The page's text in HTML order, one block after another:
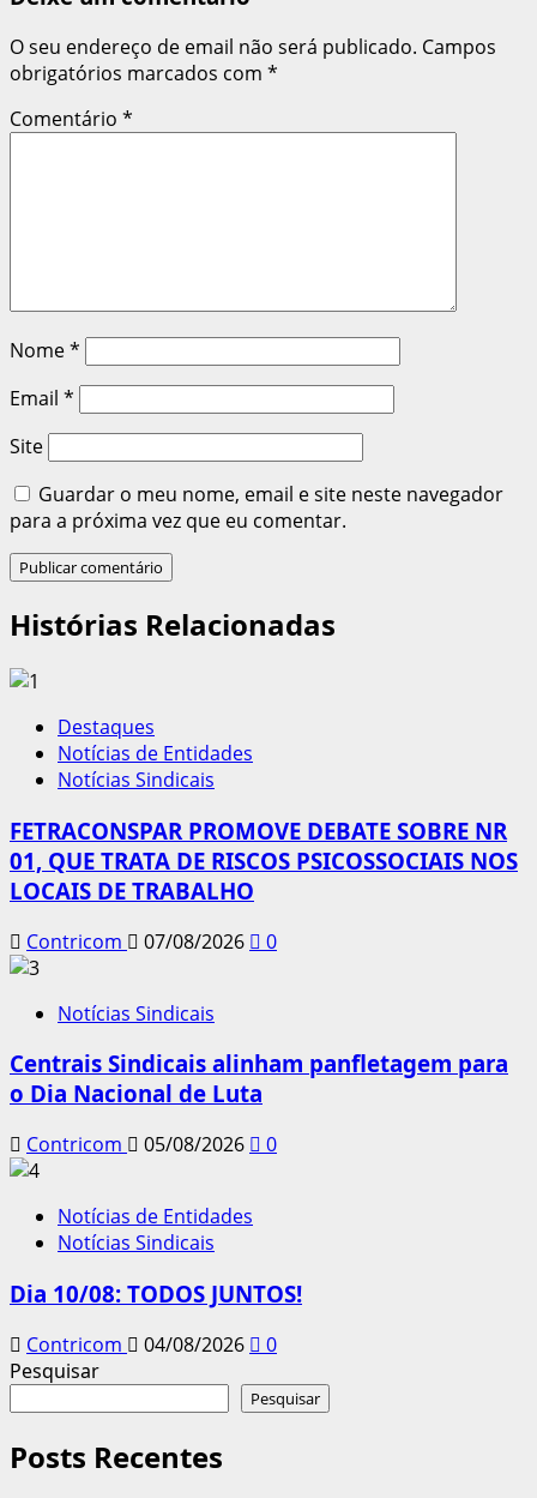
O seu endereço de email não será publicado. Campos
obrigatórios marcados com *
Comentário *
Nome*
Email *
Site
Guardar o meu nome, email e site neste navegador
para a próxima vez que eu comentar.
Histórias Relacionadas
Destaques
Notícias de Entidades
Notícias Sindicais
FETRACONSPAR PROMOVE DEBATE SOBRE NR
01, QUE TRATA DE RISCOS PSICOSSOCIAIS NOS
LOCAIS DE TRABALHO
Contricom 07/08/2026 0
Notícias Sindicais
Centrais Sindicais alinham panfletagem para
o Dia Nacional de Luta
Contricom 05/08/2026 0
Notícias de Entidades
Notícias Sindicais
Dia 10/08: TODOS JUNTOS!
Contricom 04/08/2026
0
Pesquisar
Pesquisar
Posts Recentes